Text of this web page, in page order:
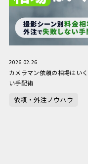
2026.02.26
カメラマン依頼の相場はい
い手配術
依頼・外注ノウハウ